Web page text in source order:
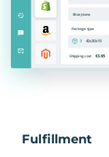
Fulfillment